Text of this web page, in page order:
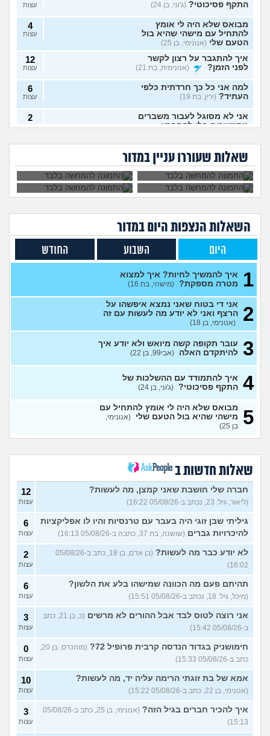
התקף פסיכוטי? (ג'וני, בן 24) עצות
מבואס שלא היה לי אומץ
להתחיל עם מישהי שהיא בול
הטעם שלי (אנונימי, בן 25)
4
עצות
איך להתגבר על רצון לקשר
לפני הזמן?
(אנונימית, בת 21)
12
עצות
למה אני כל כך חרדתית כלפי
העתיד? (ירין, בת 19)
6
עצות
אני לא מסוגל לעבור משברים
מתמשכים בלי להתפרץ
2
בעלי חסר רגשות באופן מדאיג
(אנונימית, בת 33)
מרגיש תקוע בחיים, איך
להתמודד? (zak, בן 25)
2
(אנוני, בת 18)
איך לספר לבן זוג שלי על
תקיפה מינית?
5
אני כבר לא נער. והזמן טס
למה אני לא מקבל את זה שאני
כבר לא ילד יותר? (היו זמנים
חושב להתאשפז *שוב* מרצון,
או לשכב באמצע הרחוב
(asdasd, בן 30)
מה לדעתכם אני צריך לעשות?
אני באמת שונא לקום כל יום
לעבוד
(אזרח, בן 20)
נקלעתי לעימות פיזי
(דורון,
נזכר במעשים מביכים מתקופה
רעה (אף_אחד, בן 29)
(אנונימי, בן 25)
הרס עצמי בזוגיות
בת 23)
עצות
עדיין מוצצת אצבע כהרגעה,
מה ניתן לעשות?
(נרקיס, בת
30)
7
עצות
מסדר את ארון הילדות בבית
ההורים ומוצף בזכרונות. איך
להתמודד?
5
עצות
איך מפסיקים לפחד מזה שהזמן
עובר?
(אליזבת, בת 24)
9
עצות
עם מי אנשים מתייעצים כל
5
עצות
ורוצה לחזור לזה! (זלדוס, בן 22) עצות
בודדה מאוד בלי חברים כבר 5
שנים ולא יודעת איפה להכיר
(עדן, בת 23)
5
עצות
עוד שאלות חדשות במדור
שאלות שעוררו עניין במדור
הגיוני שפסיכיאטר
מה קורה אם עוברים
בלילה?
גיליתי שאני סובל מ
OCD, איך להתמודד
עם הדיכאון?
למי אפשר לפנות כדי
במדינת ישראל? אבל
באמת?
השאלות הנצפות היוםבמדור
היום השבוע החודש
1
איך להמשיך לחיות? איך למצוא
מטרה מספקת? (מישהי, בת 16)
2
אני די בטוח שאני נמצא איפשהו על
הרצף ואני לא יודע מה לעשות עם זה
(אנונימי, בן 18)
3 עובר תקופה קשה מיואש ולא יודע איך
להיתקדם האלה (אבי99, בן 22)
4 איך להתמודד עם ההשלכות של
התקף פסיכוטי? (ג'וני, בן 24)
5
מבואס שלא היה לי אומץ להתחיל עם
מישהי שהיא בול הטעם שלי (אנונימי,
בן 25)
שאלות חדשות ב
חברה שלי חושבת שאני קמצן, מה לעשות?
(ליאור, גיל: 23, נכתב ב-05/08/26 16:22)
12
עצות
גיליתי שבן זוגי היה בעבר עם טרנסיות והיו לו אפליקציות
להיכרויות גברים (שושנה, בת 37, כתבה ב-05/08/26 16:13)
6
עצות
לא יודע כבר מה לעשות?
(בן אדם, בן 18, כתב ב-05/08/26
16:02)
2
עצות
תהיתם פעם מה הכוונה שמישהו בלע את הלשון?
(מיכל, גיל: 18, נכתב ב-05/08/26 15:51)
6
עצות
אני רוצה לטוס לבד אבל ההורים לא מרשים
(כ, בן 21, כתב
ב-05/08/26 15:42)
3
עצות
חימושניק בגדוד הנדסה קרבית פרופיל 72?
(מוהנדס, בן 20,
כתב ב-05/08/26 15:33)
0
עצות
אמא של בת זוגתי הרימה עליה יד, מה לעשות?
(אנונימי, בן 22, כתב ב-05/08/26 15:22)
10
עצות
איך להכיר חברים בגיל הזה?
(אנונימי, בן 25, כתב ב-05/08/26
15:13)
3
עצות